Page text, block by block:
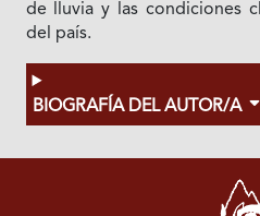
de lluvia y las condiciones
del país.
BIOGRAFÍA DEL AUTOR/A